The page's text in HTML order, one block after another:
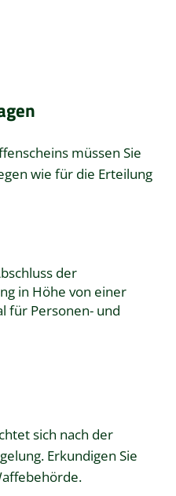
müssen Sie
wie für die Erteilung
der
in Höhe von einer
für Personen- und
sich nach der
Erkundigen Sie